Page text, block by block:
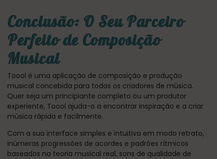
Conclusão: O Seu Parceiro
Perfeito de Composição
Musical
Toool é uma aplicação de composição e produção
musical concebida para todos os criadores de música.
Quer seja um principiante completo ou um produtor
experiente, Toool ajuda-o a encontrar inspiração e a criar
música rápida e facilmente.
Com a sua interface simples e intuitiva em modo retrato,
inúmeras progressões de acordes e padrões rítmicos
baseados na teoria musical real, sons de qualidade de